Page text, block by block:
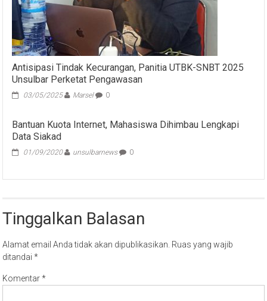
Antisipasi Tindak Kecurangan, Panitia UTBK-SNBT 2025
Unsulbar Perketat Pengawasan
03/05/2025 Marsel 0
Bantuan Kuota Internet, Mahasiswa Dihimbau Lengkapi
Data Siakad
01/09/2020 unsulbarnews 0
Tinggalkan Balasan
Alamat email Anda tidak akan dipublikasikan. Ruas yang wajib
ditandai*
Komentar*